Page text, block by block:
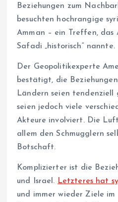
Beziehungen zum
besuchten hochrangige
Amman – ein Treffen, das
Safadi „historisch“ nannte.
Der Geopolitikexperte
bestätigt, die
Ländern seien tendenziell
seien jedoch viele
Akteure involviert. Die
allem den Schmugglern
Botschaft.
Komplizierter ist die
und Israel. Letzteres hat
und immer wieder Ziele